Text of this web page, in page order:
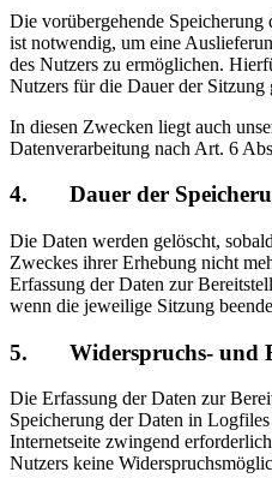
Die vorübergehende Speicherung
ist notwendig, um eine
des Nutzers zu ermöglichen.
Nutzers für die Dauer der Sitzung
In diesen Zwecken liegt auch
Datenverarbeitung nach Art. 6
4. Dauer der
Die Daten werden gelöscht,
Zweckes ihrer Erhebung nicht
Erfassung der Daten zur
wenn die jeweilige Sitzung
5. Widerspruchs- und
Die Erfassung der Daten zur
Speicherung der Daten in
Internetseite zwingend
Nutzers keine